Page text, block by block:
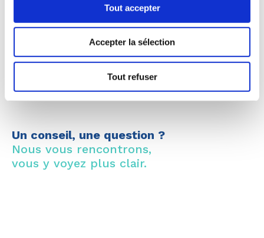
Tout accepter
Accepter la sélection
Tout refuser
La propriété a un prix,
découvrez le dès maintenant !
2 pièces À partir de 335 000 €
Un conseil, une question ?
Nous vous rencontrons,
vous y voyez plus clair.